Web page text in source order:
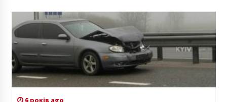
6 років ago